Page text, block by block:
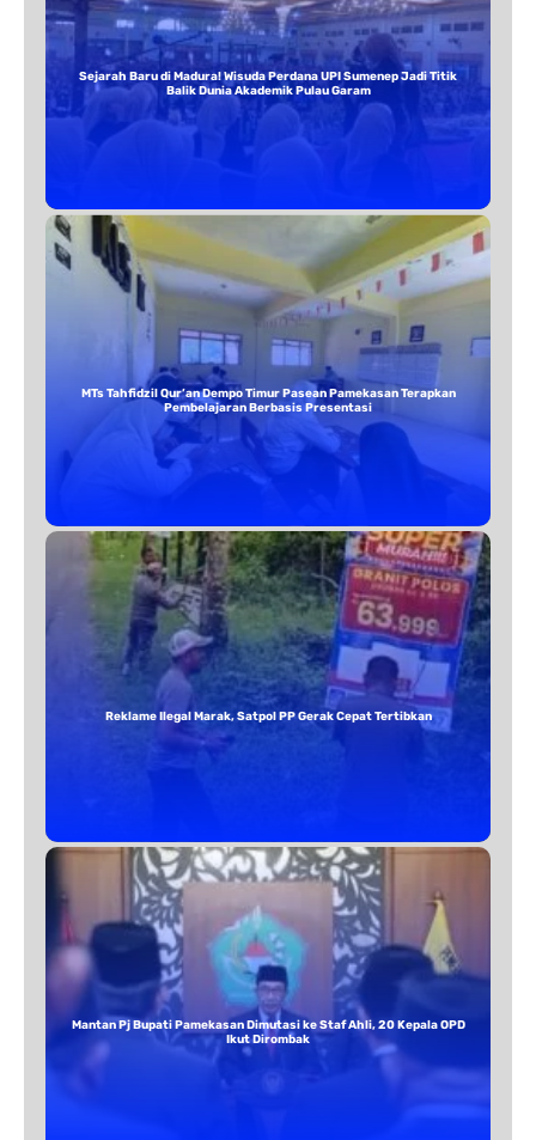
Sejarah Baru di Madura! Wisuda Perdana UPI Sumenep Jadi Titik
Balik Dunia Akademik Pulau Garam
MTs Tahfidzil Qur’an Dempo Timur Pasean Pamekasan Terapkan
Pembelajaran Berbasis Presentasi
Reklame Ilegal Marak, Satpol PP Gerak Cepat Tertibkan
Mantan Pj Bupati Pamekasan Dimutasi ke Staf Ahli, 20 Kepala OPD
Ikut Dirombak